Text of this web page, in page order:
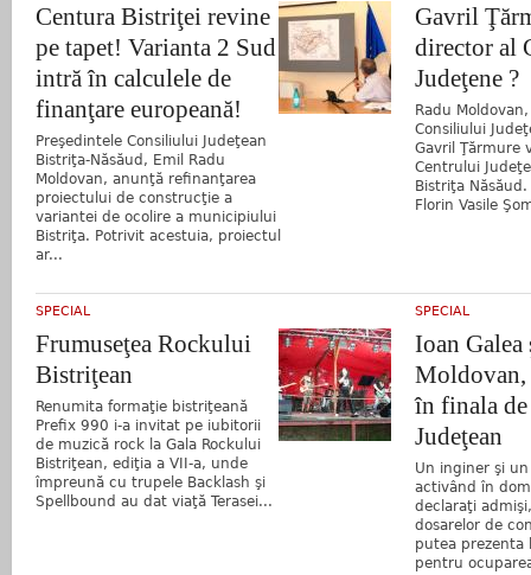
Centura Bistriţei revine
pe tapet! Varianta 2 Sud
intră în calculele de
finanţare europeană!
Preşedintele Consiliului Judeţean
Bistriţa-Năsăud, Emil Radu
Moldovan, anunţă refinanţarea
proiectului de construcţie a
variantei de ocolire a municipiului
Bistriţa. Potrivit acestuia, proiectul
ar...
Gavril
director al
Judeţene ?
Radu
Consiliului
Gavril Ţărmure
Centrului
Bistriţa
Florin Vasile
SPECIAL
Frumuseţea Rockului
Bistriţean
Renumita formaţie bistriţeană
Prefix 990 i-a invitat pe iubitorii
de muzică rock la Gala Rockului
Bistriţean, ediţia a VII-a, unde
împreună cu trupele Backlash şi
Spellbound au dat viaţă Terasei...
SPECIAL
Ioan
Moldovan,
în finala
Judeţean
Un inginer şi
activând în
declaraţi
dosarelor de
putea prezenta
pentru